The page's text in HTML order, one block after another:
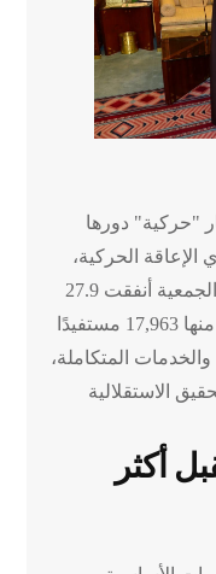
"حركية" دورها
الحركية،
حيث كشفت إحصائية حديثة عن أن الجمعية أنفقت 27.9
مليون ريال خلال عام 2024، استفاد منها 17,963 مستفيدًا
المتكاملة،
الاستقلالية
أكثر